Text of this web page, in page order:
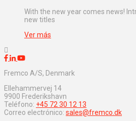
With the new year comes news!
new titles
Ver más
Fremco A/S, Denmark
Ellehammervej 14
9900 Frederikshavn
Teléfono: +45 72 30 12 13
Correo electrónico: sales@fremco.dk